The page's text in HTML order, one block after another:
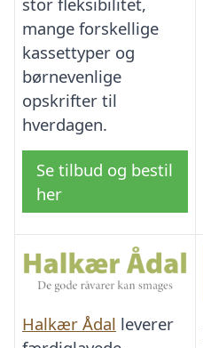
mange forskellige
kassettyper og
børnevenlige
opskrifter til
hverdagen.
Se tilbud og bestil
her
Halkær Ådal leverer